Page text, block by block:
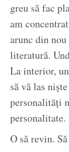
greu să fac
am
arunc din
literatură.
La interior,
să vă las
personalități
personalitate.
O să revin.